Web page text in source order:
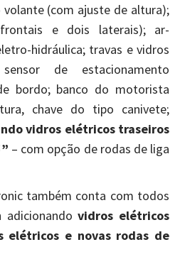
(com ajuste de altura);
e dois laterais); ar-
hidráulica; travas e vidros
de estacionamento
bordo; banco do motorista
chave do tipo canivete;
vidros elétricos traseiros
– com opção de rodas de liga
também conta com todos
adicionandovidros elétricos
elétricos e novas rodas de